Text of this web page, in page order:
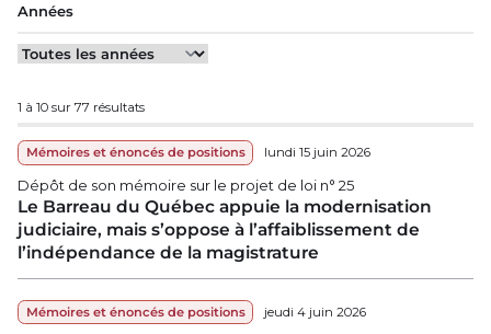
Années
1 à 10 sur 77 résultats
Mémoires et énoncés de positions lundi 15 juin 2026
Dépôt de son mémoire sur le projet de loi n° 25
Le Barreau du Québec appuie la modernisation
judiciaire, mais s’oppose à l’affaiblissement de
l’indépendance de la magistrature
Mémoires et énoncés de positions jeudi 4 juin 2026